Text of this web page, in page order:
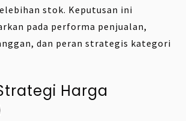
stok. Keputusan ini
pada performa penjualan,
dan peran strategis kategori
Harga